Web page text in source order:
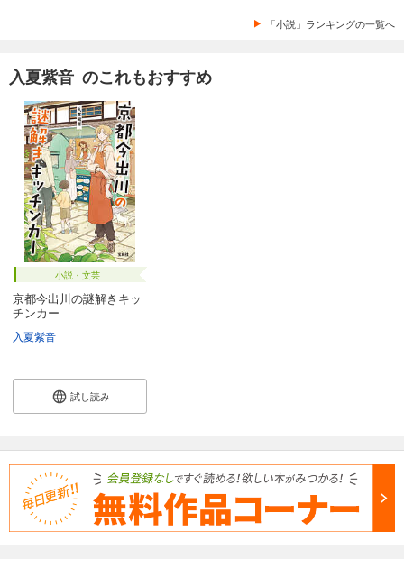
「小説」ランキングの一覧へ
入夏紫音 のこれもおすすめ
小説・文芸
京都今出川の謎解きキッ
チンカー
入夏紫音
試し読み